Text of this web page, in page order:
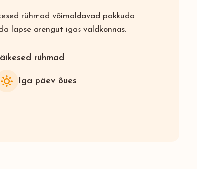
rühmad võimaldavad pakkuda
lapse arengut igas valdkonnas.
rühmad
Iga päev õues